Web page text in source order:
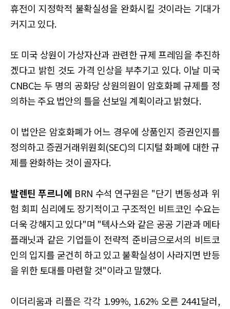
휴전이 지정학적 불확실성을 완화시킬 것이라는 기대가
커지고 있다.
또 미국 상원이 가상자산과 관련한 규제 프레임을 추진하
겠다고 밝힌 것도 가격 인상을 부추기고 있다. 이날 미국
CNBC는 두 명의 공화당 상원의원이 암호화폐 규제를 정
의하는 주요 법안의 틀을 선보일 계획이라고 밝혔다.
이 법안은 암호화폐가 어느 경우에 상품인지 증권인지를
정의하고 증권거래위원회(SEC)의 디지털 화폐에 대한 규
제를 완화하는 것이 골자다.
발렌틴 푸르니에 BRN 수석 연구원은 "단기 변동성과 위
험 회피 심리에도 장기적이고 구조적인 비트코인 수요는
더욱 강해지고 있다"며 "텍사스와 같은 공공 기관과 메타
플래닛과 같은 기업들이 전략적 준비금으로서의 비트코
인의 입지를 굳건히 하고 있고 불확실성이 사라지면 반등
을 위한 토대를 마련할 것"이라고 말했다.
이더리움과 리플은 각각 1.99%, 1.62% 오른 2441달러,